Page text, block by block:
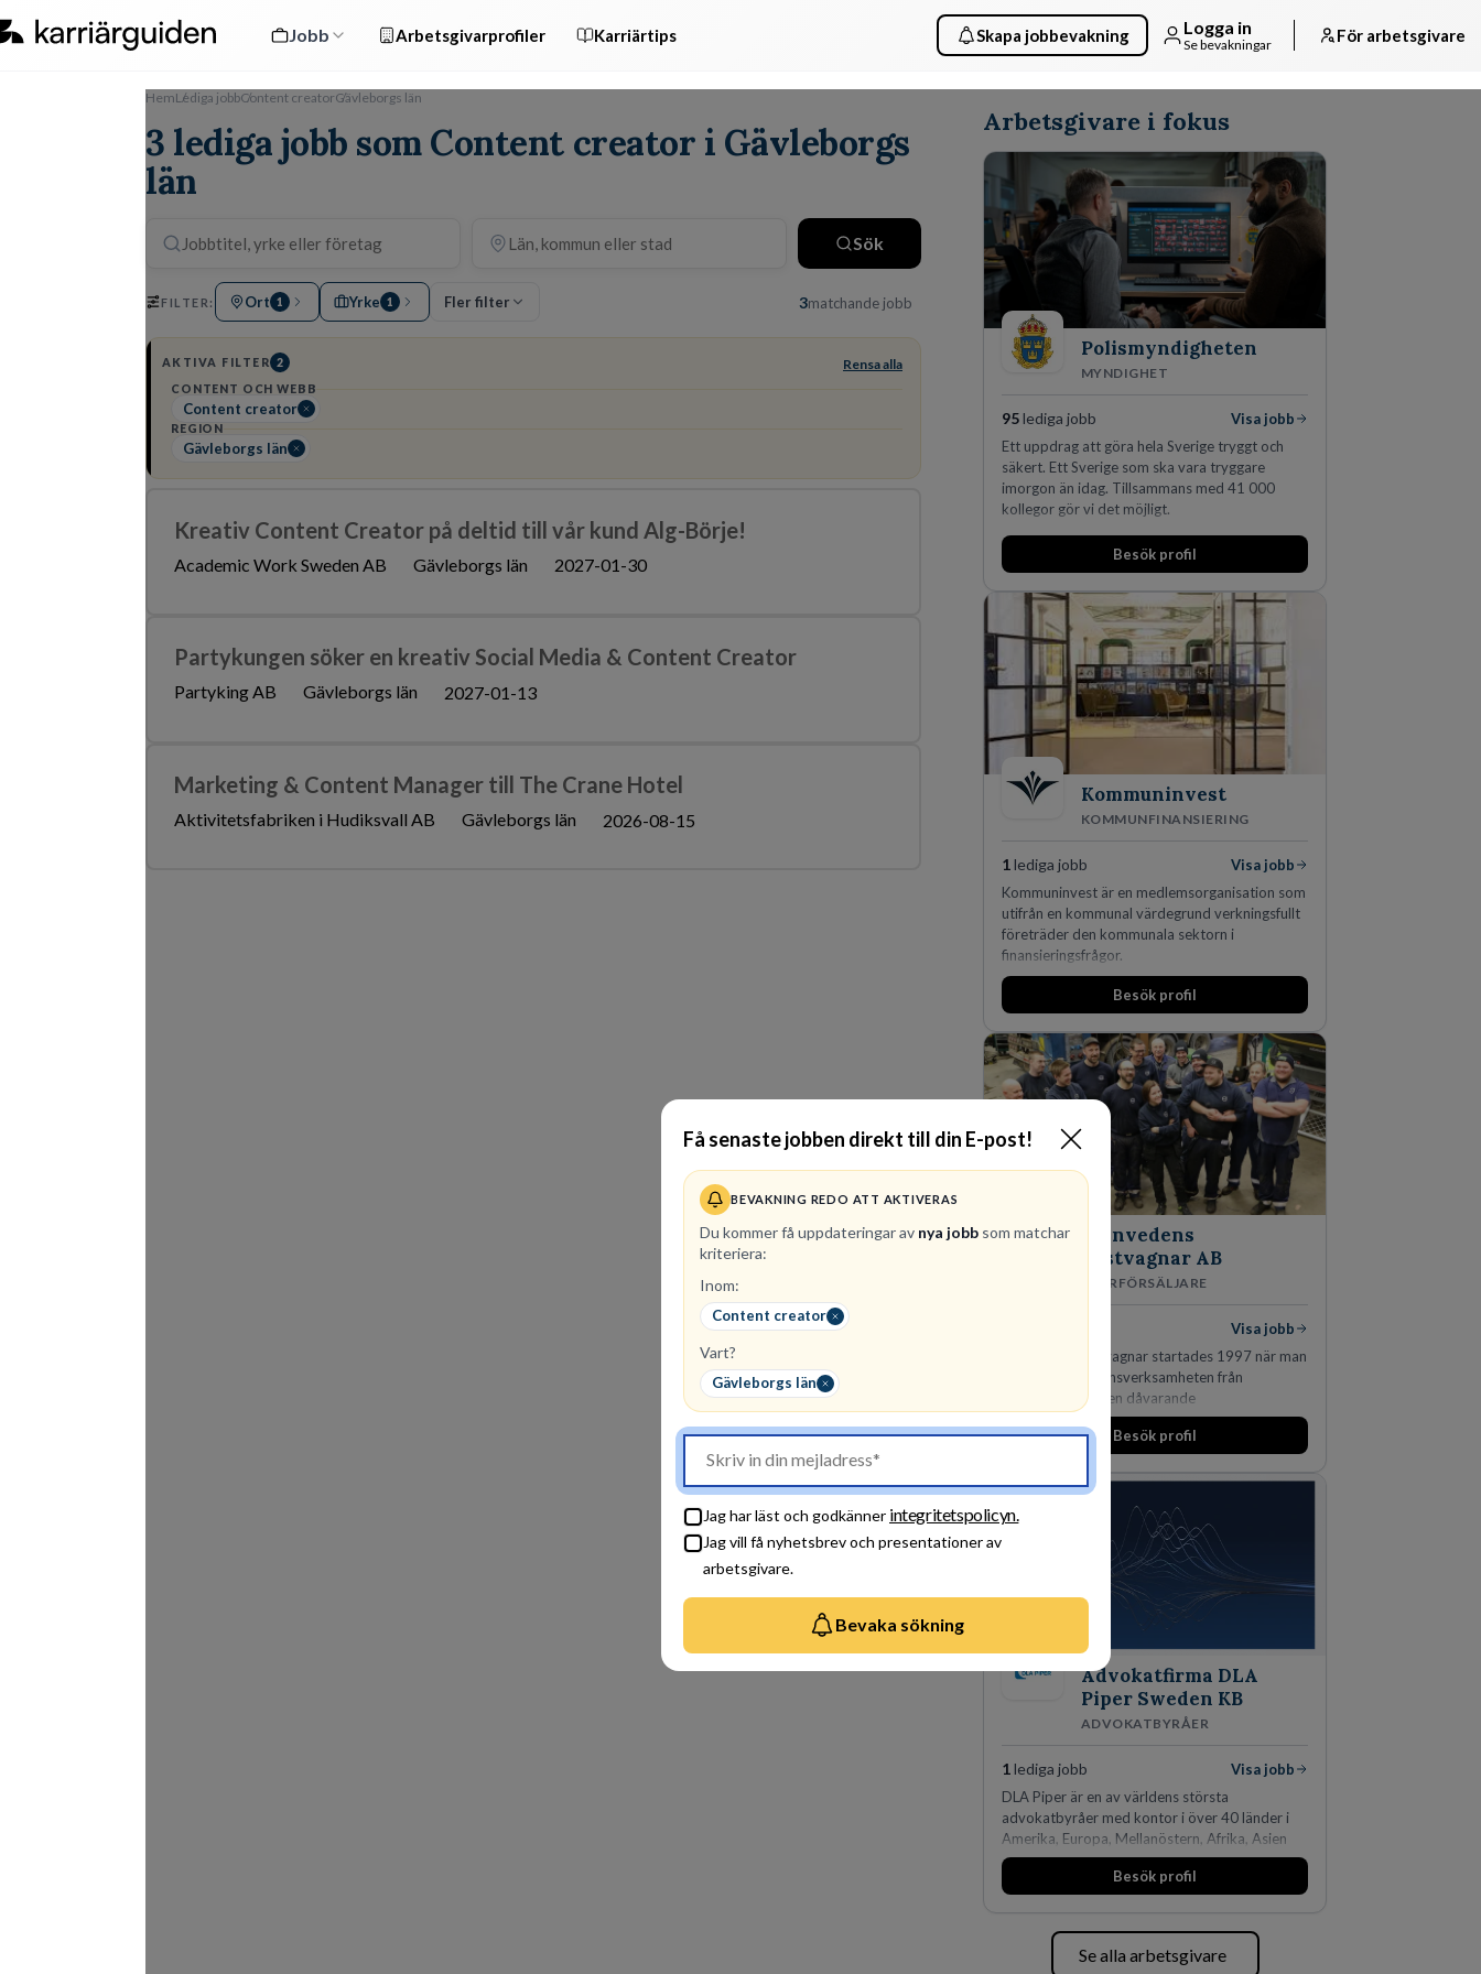
Jobb Arbetsgivarprofiler Karriärtips Skapa jobbevakning Logga in
Se bevakningar För arbetsgivare
Få senaste jobben direkt till din E-post!
BEVAKNING REDO ATT AKTIVERAS
Du kommer få uppdateringar av nya jobb som matchar
kriteriera:
Inom:
Content creator
Vart?
Gävleborgs län
Jag har läst och godkänner integritetspolicyn.
Jag vill få nyhetsbrev och presentationer av
arbetsgivare.
Bevaka sökning
HemLediga jobbContent creatorGävleborgs län
3 lediga jobb som Content creator i Gävleborgs
län
Sök
FILTER: Ort 1 Yrke 1 Fler filter 3matchande jobb
AKTIVA FILTER 2 Rensa alla
CONTENT OCH WEBB
Content creator
REGION
Gävleborgs län
Kreativ Content Creator på deltid till vår kund Alg-Börje!
Academic Work Sweden AB Gävleborgs län 2027-01-30
Partykungen söker en kreativ Social Media & Content Creator
Partyking AB Gävleborgs län 2027-01-13
Marketing & Content Manager till The Crane Hotel
Aktivitetsfabriken i Hudiksvall AB Gävleborgs län 2026-08-15
Arbetsgivare i fokus
Polismyndigheten
MYNDIGHET
95lediga jobb
Visa jobb
Ett uppdrag att göra hela Sverige tryggt och
säkert. Ett Sverige som ska vara tryggare
imorgon än idag. Tillsammans med 41 000
kollegor gör vi det möjligt.
Besök profil
Kommuninvest
KOMMUNFINANSIERING
1lediga jobb
Visa jobb
Kommuninvest är en medlemsorganisation som
utifrån en kommunal värdegrund verkningsfullt
företräder den kommunala sektorn i
finansieringsfrågor.
Besök profil
Finnvedens
Lastvagnar AB
ÅTERFÖRSÄLJARE
Visa jobb
Finnvedens Lastvagnar startades 1997 när man
särskilde lastvagnsverksamheten från
personbilar på den dåvarande
huvudanläggningen i Värnamo. Sedan dess har
man expanderat kraftigt genom ett antal
den största privata återförsäljaren av Volvo
Lastvagnar och finns representerade på 20
orter i södra Sverige.
Besök profil
Advokatfirma DLA
Piper Sweden KB
ADVOKATBYRÅER
1lediga jobb
Visa jobb
DLA Piper är en av världens största
advokatbyråer med kontor i över 40 länder i
Amerika, Europa, Mellanöstern, Afrika, Asien
och Oceanien. Vi är specialister inom
affärsjuridikens alla områden och vi har några
Köpenhamn, Århus, Oslo och Helsingfors kan vi
på DLA Piper erbjuda våra klienter en unik,
Besök profil
Se alla arbetsgivare